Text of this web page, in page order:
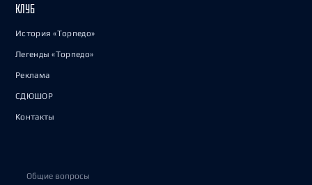
КЛУБ
История «Торпедо»
Легенды «Торпедо»
Реклама
СДЮШОР
Контакты
Общие вопросы